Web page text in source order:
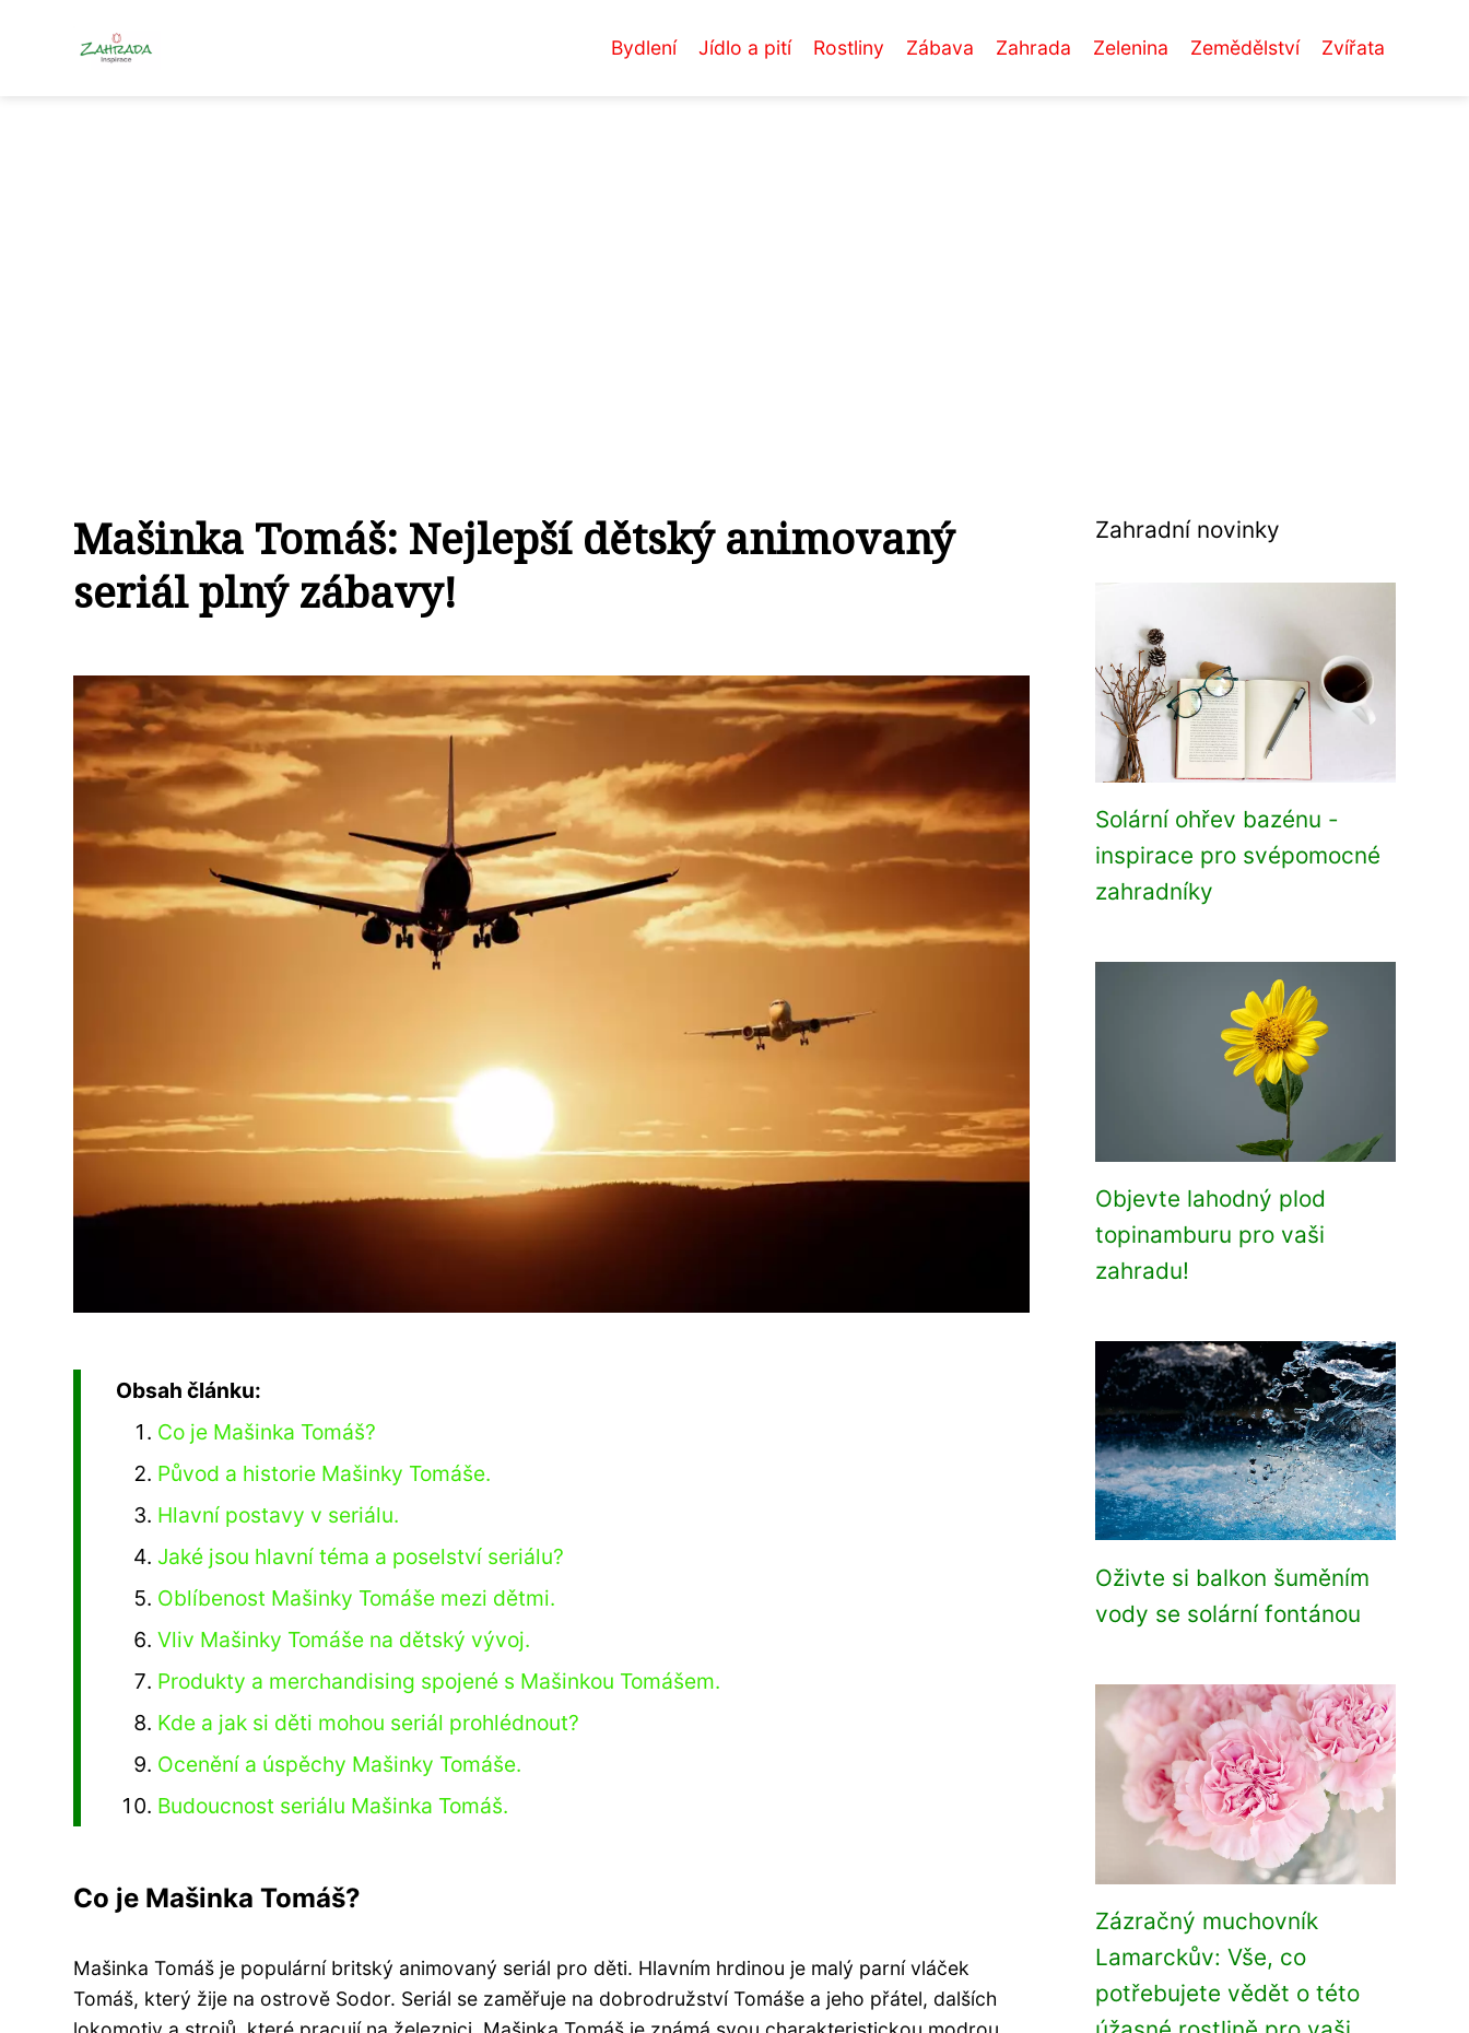
Bydlení Jídlo a pití Rostliny Zábava Zahrada Zelenina Zemědělství Zvířata
Mašinka Tomáš: Nejlepší dětský animovaný
seriál plný zábavy!
Obsah článku:
Co je Mašinka Tomáš?
Původ a historie Mašinky Tomáše.
Hlavní postavy v seriálu.
Jaké jsou hlavní téma a poselství seriálu?
Oblíbenost Mašinky Tomáše mezi dětmi.
Vliv Mašinky Tomáše na dětský vývoj.
Produkty a merchandising spojené s Mašinkou Tomášem.
Kde a jak si děti mohou seriál prohlédnout?
Ocenění a úspěchy Mašinky Tomáše.
Budoucnost seriálu Mašinka Tomáš.
Co je Mašinka Tomáš?
Mašinka Tomáš je populární britský animovaný seriál pro děti. Hlavním hrdinou je malý parní vláček
Tomáš, který žije na ostrově Sodor. Seriál se zaměřuje na dobrodružství Tomáše a jeho přátel, dalších
Zahradní novinky
Solární ohřev bazénu -
inspirace pro svépomocné
zahradníky
Objevte lahodný plod
topinamburu pro vaši
zahradu!
Oživte si balkon šuměním
vody se solární fontánou
Zázračný muchovník
Lamarckův: Vše, co
potřebujete vědět o této